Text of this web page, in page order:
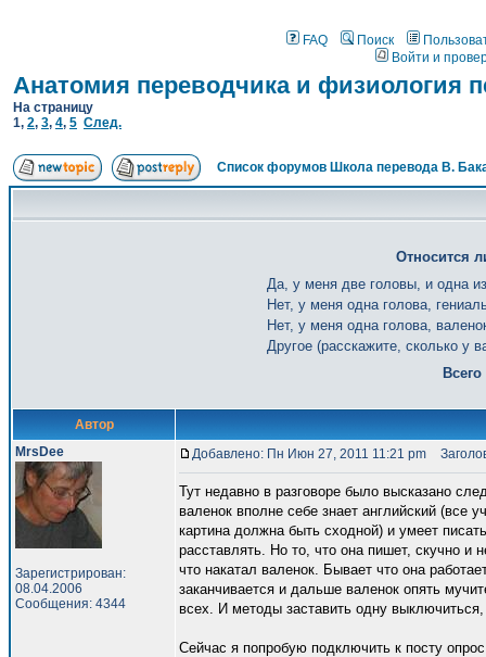
FAQ Поиск
Войти и
Анатомия переводчика и физиология
На страницу
1, 2, 3, 4, 5 След.
Список форумов Школа перевода В.
Относится
Да, у меня две головы, и одна
Нет, у меня одна голова,
Нет, у меня одна голова,
Другое (расскажите, сколько у
Автор
MrsDee
Зарегистрирован:
08.04.2006
Сообщения: 4344
Добавлено: Пн Июн 27, 2011 11:21 pm
Тут недавно в разговоре было высказано
валенок вполне себе знает английский (все
картина должна быть сходной) и умеет
расставлять. Но то, что она пишет, скучно и
что накатал валенок. Бывает что она
заканчивается и дальше валенок опять
всех. И методы заставить одну
Сейчас я попробую подключить к посту